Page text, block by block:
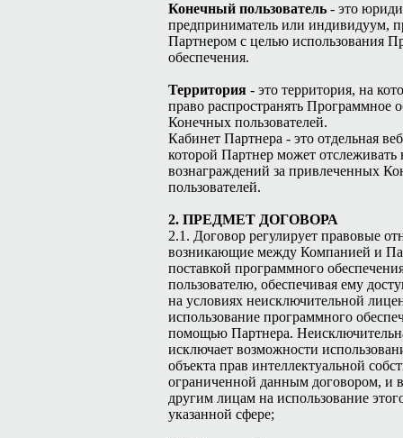
Конечный пользователь - это
предприниматель или индивидуум,
Партнером с целью использования
обеспечения.
Территория - это территория, на
право распространять Программное
Конечных пользователей.
Кабинет Партнера - это отдельная
которой Партнер может отслеживать
вознаграждений за привлеченных
пользователей.
2. ПРЕДМЕТ ДОГОВОРА
2.1. Договор регулирует правовые
возникающие между Компанией и
поставкой программного
пользователю, обеспечивая ему
на условиях неисключительной
использование программного
помощью Партнера.
исключает возможности
объекта прав интеллектуальной
ограниченной данным договором, и
другим лицам на использование
указанной сфере;